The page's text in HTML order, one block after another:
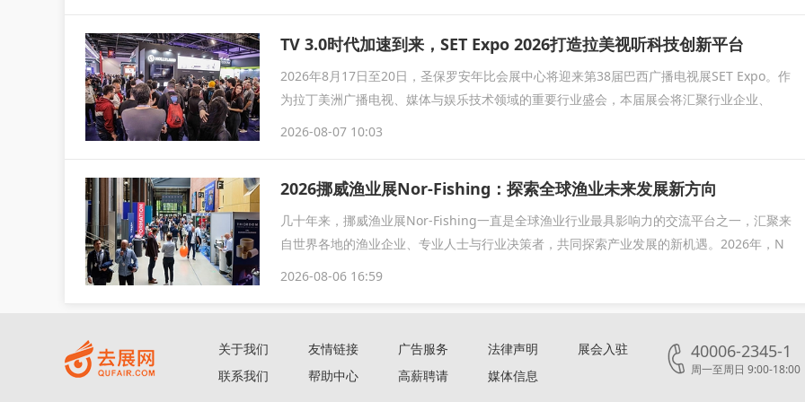
TV 3.0时代加速到来，SET Expo 2026打造拉美视听科技创新平台
2026年8月17日至20日，圣保罗安年比会展中心将迎来第38届巴西广播电视展SET Expo。作
为拉丁美洲广播电视、媒体与娱乐技术领域的重要行业盛会，本届展会将汇聚行业企业、
2026-08-07 10:03
2026挪威渔业展Nor-Fishing：探索全球渔业未来发展新方向
几十年来，挪威渔业展Nor-Fishing一直是全球渔业行业最具影响力的交流平台之一，汇聚来
自世界各地的渔业企业、专业人士与行业决策者，共同探索产业发展的新机遇。2026年，N
2026-08-06 16:59
关于我们
联系我们
友情链接
帮助中心
广告服务
高薪聘请
法律声明
媒体信息
展会入驻 40006-2345-1
周一至周日 9:00-18:00